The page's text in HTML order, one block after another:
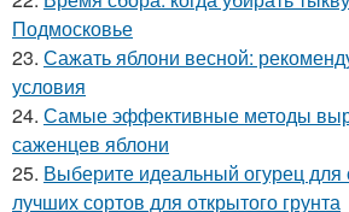
Подмосковье
23. Сажать яблони весной:
условия
24. Самые эффективные методы
саженцев яблони
25. Выберите идеальный огурец для
лучших сортов для открытого грунта